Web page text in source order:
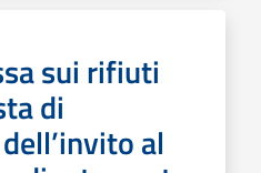
sui rifiuti
di
al